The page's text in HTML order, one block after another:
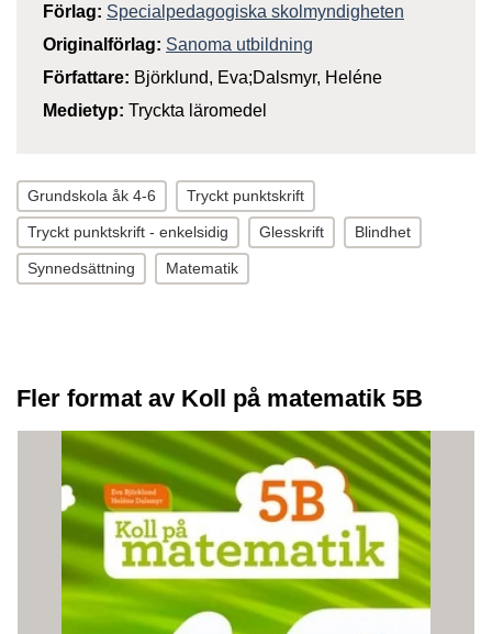
Förlag: Specialpedagogiska skolmyndigheten
Originalförlag: Sanoma utbildning
Författare: Björklund, Eva;Dalsmyr, Heléne
Medietyp: Tryckta läromedel
Grundskola åk 4-6 Tryckt punktskrift
Tryckt punktskrift - enkelsidig Glesskrift Blindhet
Synnedsättning Matematik
Fler format av Koll på matematik 5B